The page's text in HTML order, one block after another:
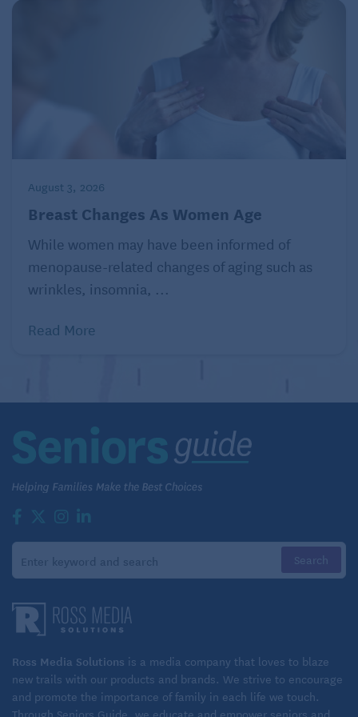
August 3, 2026
Breast Changes As Women Age
While women may have been informed of
menopause-related changes of aging such as
wrinkles, insomnia, ...
Read More
Ross Media Solutions is a media company that loves to blaze
new trails with our products and brands. We strive to encourage
and promote the importance of family in each life we touch.